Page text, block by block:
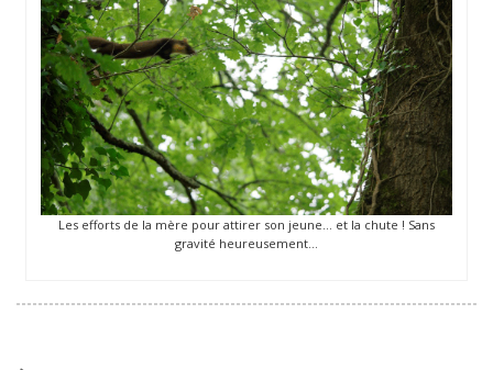
Les efforts de la mère pour attirer son jeune… et la chute ! Sans
gravité heureusement…